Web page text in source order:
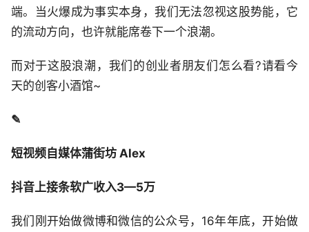
端。当火爆成为事实本身，我们无法忽视这股势能，它
的流动方向，也许就能席卷下一个浪潮。
而对于这股浪潮，我们的创业者朋友们怎么看?请看今
天的创客小酒馆~
✎
短视频自媒体蒲街坊 Alex
抖音上接条软广收入3—5万
我们刚开始做微博和微信的公众号，16年年底，开始做